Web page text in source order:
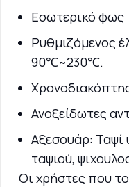
Εσωτερικό φως
Ρυθμιζόμενος
90℃~230℃.
Ανοξείδωτες
Αξεσουάρ: Ταψί
ταψιού,
Οι χρήστες που